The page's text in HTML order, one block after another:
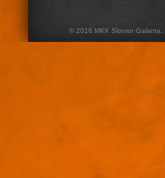
© 2016 MKK Slovan Galanta.